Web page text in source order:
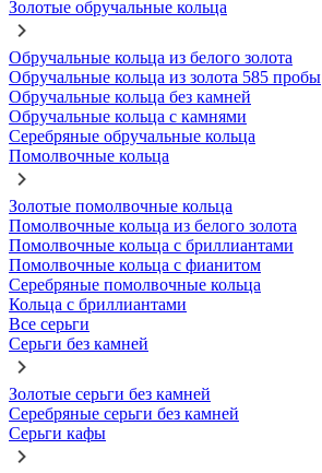
Золотые обручальные кольца
Обручальные кольца из белого золота
Обручальные кольца из золота 585 пробы
Обручальные кольца без камней
Обручальные кольца с камнями
Серебряные обручальные кольца
Помолвочные кольца
Золотые помолвочные кольца
Помолвочные кольца из белого золота
Помолвочные кольца с бриллиантами
Помолвочные кольца с фианитом
Серебряные помолвочные кольца
Кольца с бриллиантами
Все серьги
Серьги без камней
Золотые серьги без камней
Серебряные серьги без камней
Серьги кафы